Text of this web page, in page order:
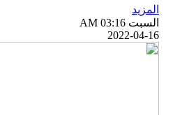
المزيد
السبت AM 03:16
2022-04-16